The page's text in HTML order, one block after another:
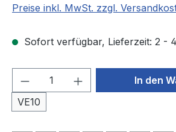
Preise inkl. MwSt. zzgl.
Sofort verfügbar, Lieferzeit: 2 -
Produkt Anzahl: Gib
VE10
In den